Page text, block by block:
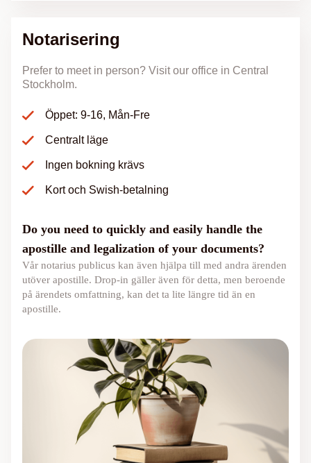
Notarisering
Prefer to meet in person? Visit our office in Central
Stockholm.
Öppet: 9-16, Mån-Fre
Centralt läge
Ingen bokning krävs
Kort och Swish-betalning
Do you need to quickly and easily handle the
apostille and legalization of your documents?
Vår notarius publicus kan även hjälpa till med andra ärenden
utöver apostille. Drop-in gäller även för detta, men beroende
på ärendets omfattning, kan det ta lite längre tid än en
apostille.